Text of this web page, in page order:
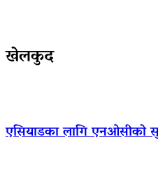
खेलकुद
एसियाडका लागि एनओसीको